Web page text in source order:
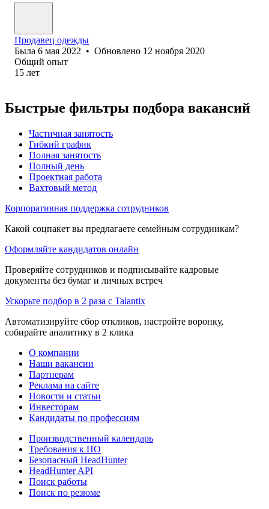
Продавец одежды
Была 6 мая 2022 • Обновлено 12 ноября 2020
Общий опыт
15 лет
Быстрые фильтры подбора вакансий
Частичная занятость
Гибкий график
Полная занятость
Полный день
Проектная работа
Вахтовый метод
Корпоративная поддержка сотрудников
Какой соцпакет вы предлагаете семейным сотрудникам?
Оформляйте кандидатов онлайн
Проверяйте сотрудников и подписывайте кадровые
документы без бумаг и личных встреч
Ускорьте подбор в 2 раза с Talantix
Автоматизируйте сбор откликов, настройте воронку,
собирайте аналитику в 2 клика
О компании
Наши вакансии
Партнерам
Реклама на сайте
Новости и статьи
Инвесторам
Кандидаты по профессиям
Производственный календарь
Требования к ПО
Безопасный HeadHunter
HeadHunter API
Поиск работы
Поиск по резюме